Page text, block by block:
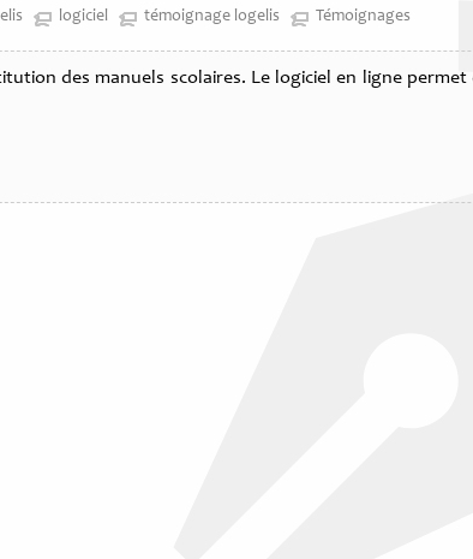
logiciel témoignage logelis Témoignages
des manuels scolaires. Le logiciel en ligne